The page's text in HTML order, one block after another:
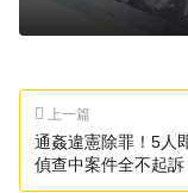
上一篇
通姦違憲除罪！5人
偵查中案件全不起訴
資深歌
回歸V8